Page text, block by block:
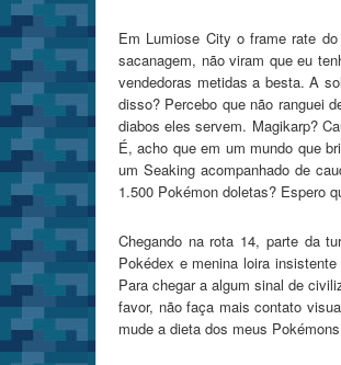
Em Lumiose City o frame rate
sacanagem, não viram que eu
vendedoras metidas a besta. A
disso? Percebo que não ranguei
diabos eles servem. Magikarp?
É, acho que em um mundo que
um Seaking acompanhado de
1.500 Pokémon doletas? Espero
Chegando na rota 14, parte da
Pokédex e menina loira
Para chegar a algum sinal de
favor, não faça mais contato
mude a dieta dos meus